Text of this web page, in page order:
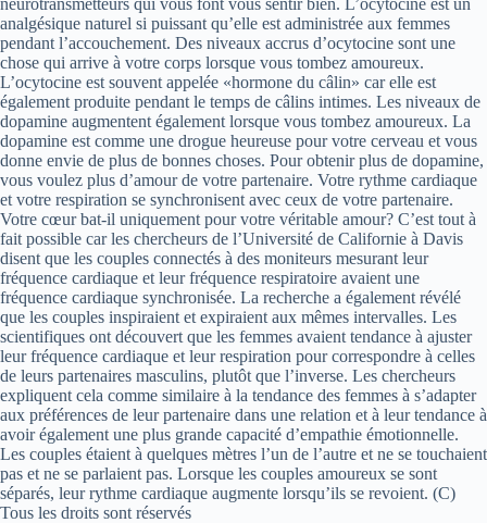
neurotransmetteurs qui vous font vous sentir bien. L’ocytocine est un
analgésique naturel si puissant qu’elle est administrée aux femmes
pendant l’accouchement. Des niveaux accrus d’ocytocine sont une
chose qui arrive à votre corps lorsque vous tombez amoureux.
L’ocytocine est souvent appelée «hormone du câlin» car elle est
également produite pendant le temps de câlins intimes. Les niveaux de
dopamine augmentent également lorsque vous tombez amoureux. La
dopamine est comme une drogue heureuse pour votre cerveau et vous
donne envie de plus de bonnes choses. Pour obtenir plus de dopamine,
vous voulez plus d’amour de votre partenaire. Votre rythme cardiaque
et votre respiration se synchronisent avec ceux de votre partenaire.
Votre cœur bat-il uniquement pour votre véritable amour? C’est tout à
fait possible car les chercheurs de l’Université de Californie à Davis
disent que les couples connectés à des moniteurs mesurant leur
fréquence cardiaque et leur fréquence respiratoire avaient une
fréquence cardiaque synchronisée. La recherche a également révélé
que les couples inspiraient et expiraient aux mêmes intervalles. Les
scientifiques ont découvert que les femmes avaient tendance à ajuster
leur fréquence cardiaque et leur respiration pour correspondre à celles
de leurs partenaires masculins, plutôt que l’inverse. Les chercheurs
expliquent cela comme similaire à la tendance des femmes à s’adapter
aux préférences de leur partenaire dans une relation et à leur tendance à
avoir également une plus grande capacité d’empathie émotionnelle.
Les couples étaient à quelques mètres l’un de l’autre et ne se touchaient
pas et ne se parlaient pas. Lorsque les couples amoureux se sont
séparés, leur rythme cardiaque augmente lorsqu’ils se revoient. (C)
Tous les droits sont réservés